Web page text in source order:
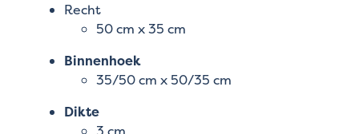
Recht
50 cm x 35 cm
Binnenhoek
35/50 cm x 50/35 cm
Dikte